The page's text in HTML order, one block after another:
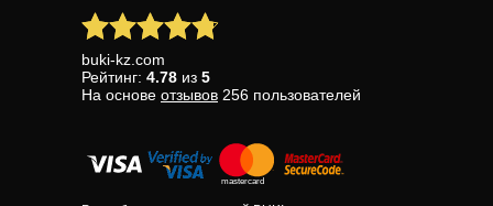
buki-kz.com
Рейтинг: 4.78 из 5
На основе отзывов 256 пользователей